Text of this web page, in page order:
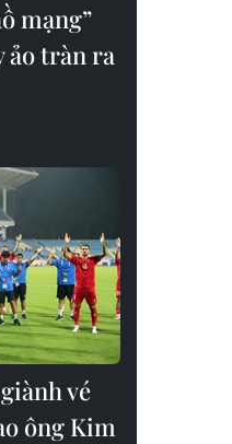
mạng”
ảo tràn ra
vé
ông Kim